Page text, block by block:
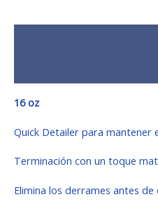
16 oz
Quick Detailer para mantener
Terminación con un toque
Elimina los derrames antes